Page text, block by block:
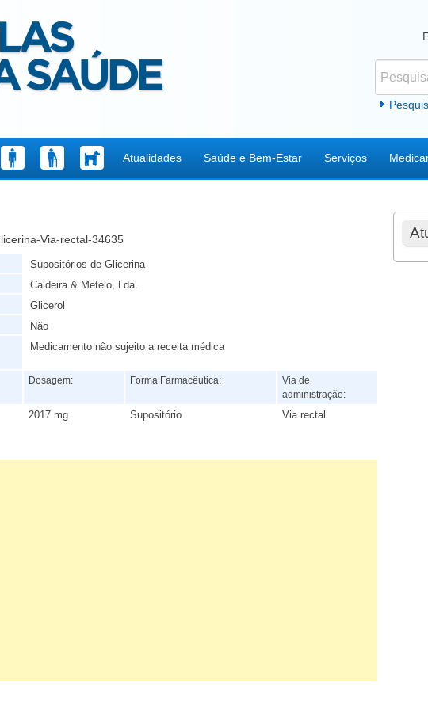
Atualidades Saúde e Bem-Estar Serviços
Via-rectal-34635
Supositórios de Glicerina
Caldeira & Metelo, Lda.
Glicerol
Não
Medicamento não sujeito a receita médica
Dosagem:
2017 mg
Forma Farmacêutica:
Supositório
Via de
administração:
Via rectal